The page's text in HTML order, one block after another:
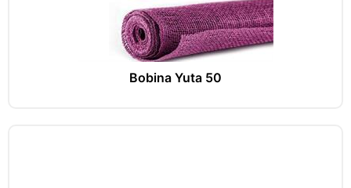
Bobina Yuta 50